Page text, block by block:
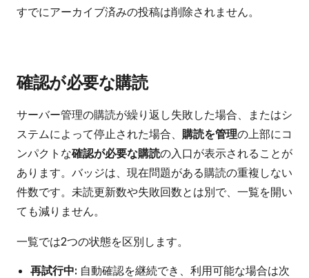
すでにアーカイブ済みの投稿は削除されません。
確認が必要な購読
サーバー管理の購読が繰り返し失敗した場合、またはシ
ステムによって停止された場合、 購読を管理の上部にコ
ンパクトな確認が必要な購読の入口が表示されることが
あります。バッジは、現在問題がある購読の重複しない
件数です。未読更新数や失敗回数とは別で、一覧を開い
ても減りません。
一覧では2つの状態を区別します。
再試行中: 自動確認を継続でき、利用可能な場合は次